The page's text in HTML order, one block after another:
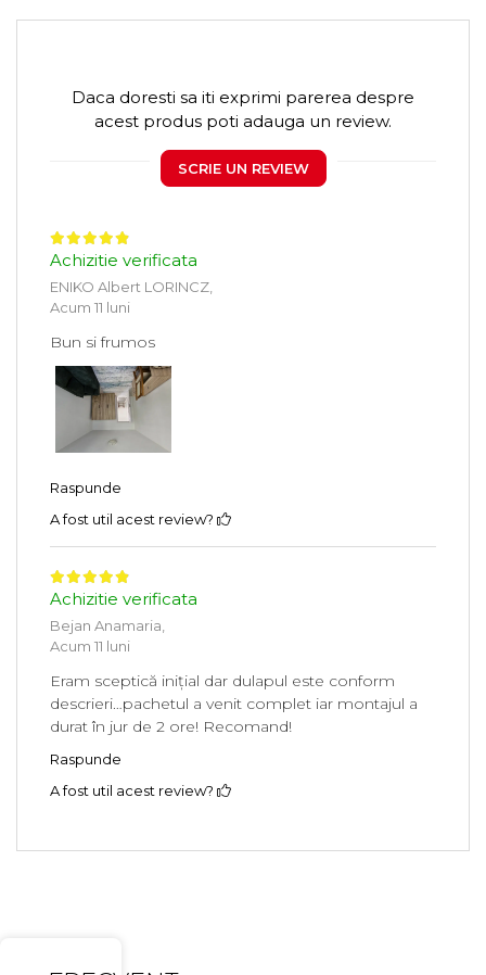
Daca doresti sa iti exprimi parerea despre
acest produs poti adauga un review.
SCRIE UN REVIEW
Achizitie verificata
ENIKO Albert LORINCZ,
Acum 11 luni
Bun si frumos
Raspunde
A fost util acest review?
Achizitie verificata
Bejan Anamaria,
Acum 11 luni
Eram sceptică inițial dar dulapul este conform
descrieri…pachetul a venit complet iar montajul a
durat în jur de 2 ore! Recomand!
Raspunde
A fost util acest review?